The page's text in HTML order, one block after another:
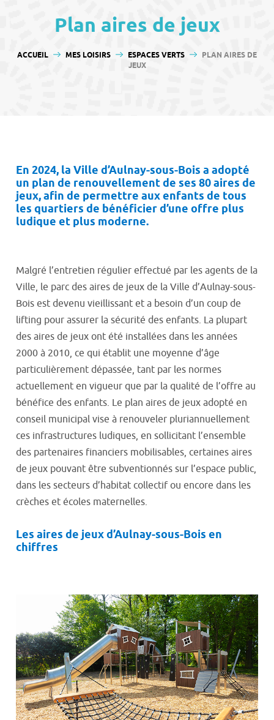
Plan aires de jeux
VOUS ÊTES ICI :
ACCUEIL MES LOISIRS ESPACES VERTS
PLAN AIRES DE
JEUX
En 2024, la Ville d’Aulnay-sous-Bois a adopté
un plan de renouvellement de ses 80 aires de
jeux, afin de permettre aux enfants de tous
les quartiers de bénéficier d’une offre plus
ludique et plus moderne.
Malgré l’entretien régulier effectué par les agents de la
Ville, le parc des aires de jeux de la Ville d’Aulnay-sous-
Bois est devenu vieillissant et a besoin d’un coup de
lifting pour assurer la sécurité des enfants. La plupart
des aires de jeux ont été installées dans les années
2000 à 2010, ce qui établit une moyenne d’âge
particulièrement dépassée, tant par les normes
actuellement en vigueur que par la qualité de l’offre au
bénéfice des enfants. Le plan aires de jeux adopté en
conseil municipal vise à renouveler pluriannuellement
ces infrastructures ludiques, en sollicitant l’ensemble
des partenaires financiers mobilisables, certaines aires
de jeux pouvant être subventionnés sur l’espace public,
dans les secteurs d’habitat collectif ou encore dans les
crèches et écoles maternelles.
Les aires de jeux d’Aulnay-sous-Bois en
chiffres